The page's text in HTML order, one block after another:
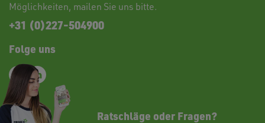
Möglichkeiten, mailen Sie uns bitte.
+31 (0)227-504900
Folge uns
Ratschläge oder Fragen?